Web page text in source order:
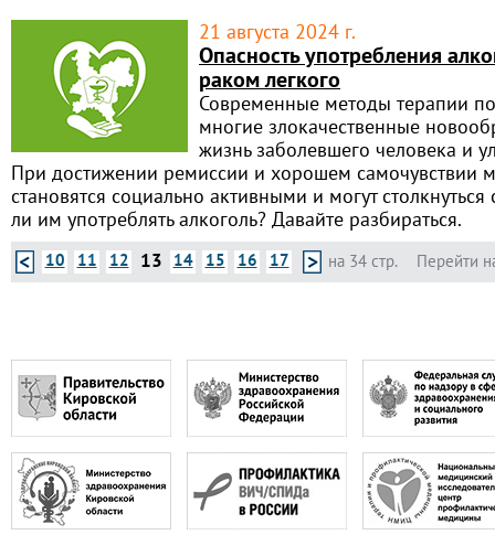
21 августа 2024 г.
Опасность употребления
раком легкого
Современные методы терапии
многие злокачественные
жизнь заболевшего человека и
При достижении ремиссии и хорошем самочувствии
становятся социально активными и могут
ли им употреблять алкоголь? Давайте разбираться.
Перейти
10 11 12 13 14 15 16 17 на 34 стр.